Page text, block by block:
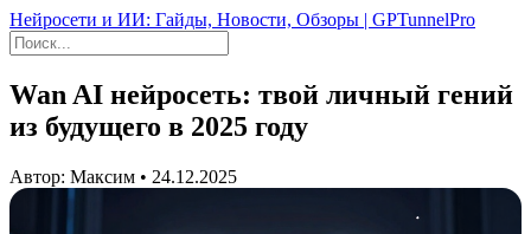
Нейросети и ИИ: Гайды, Новости, Обзоры | GPTunnelPro
Wan AI нейросеть: твой личный гений
из будущего в 2025 году
Автор: Максим • 24.12.2025